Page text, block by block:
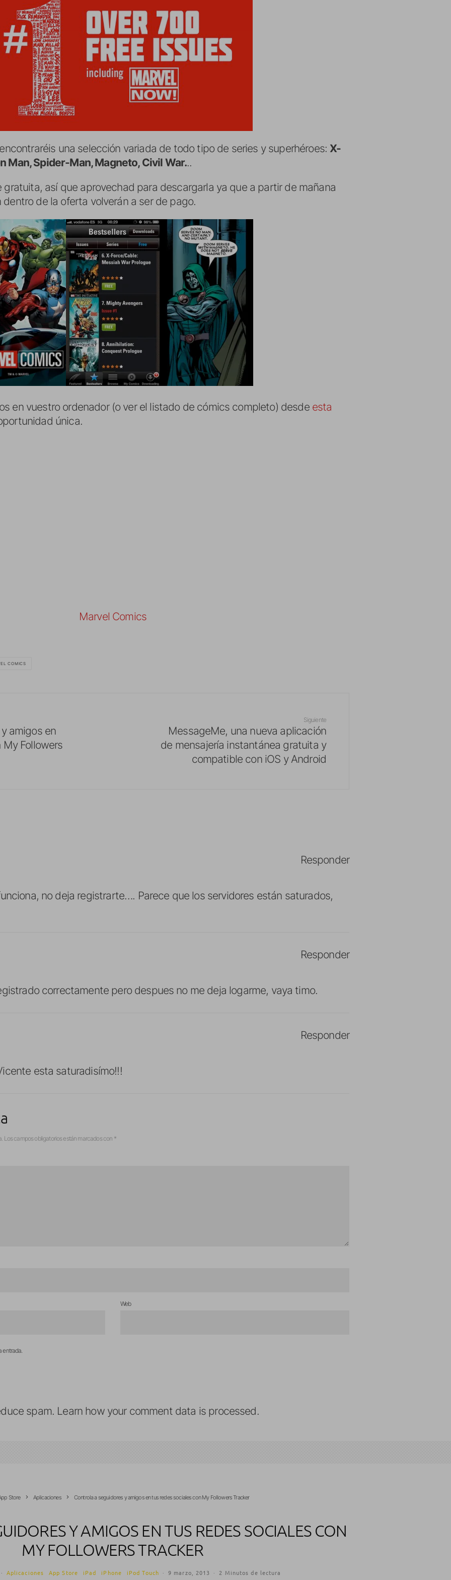
una selección variada de todo tipo de series y superhéroes: X-
Man, Spider-Man, Magneto, Civil War...
así que aprovechad para descargarla ya que a partir de mañana
de la oferta volverán a ser de pago.
en vuestro ordenador (o ver el listado de cómics completo) desde esta
única.
Marvel Comics
COMICS
amigos en
Followers
Siguiente
MessageMe, una nueva aplicación
de mensajería instantánea gratuita y
compatible con iOS y Android
no deja registrarte…. Parece que los servidores están saturados,
Responder
correctamente pero despues no me deja logarme, vaya timo.
Responder
esta saturadisímo!!!
Responder
Los campos obligatorios están marcados con *
Web
entrada.
spam. Learn how your comment data is processed.
Store Aplicaciones Controla a seguidores y amigos en tus redes sociales con My Followers Tracker
Y AMIGOS EN TUS REDES SOCIALES CON
MY FOLLOWERS TRACKER
· Aplicaciones App Store iPad iPhone iPod Touch · 9 marzo, 2013 · 2 Minutos de lectura